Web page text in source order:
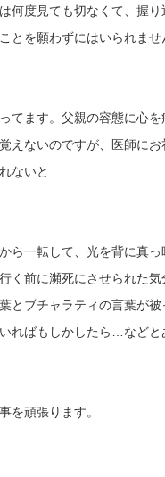
何度見ても切なくて、 握り
とを願わずにはいられませ
てます。 父親の容態に心
えないのですが、医師に
ないと
ら一転して、 光を背に真っ
く前に瀕死にさせられた気
とブチャラティの言葉が
ればもしかしたら…などと
を頑張ります。